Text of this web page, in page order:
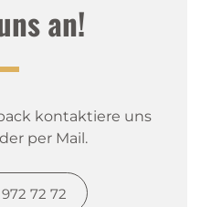
an!
kontaktiere uns
per Mail.
972 72 72